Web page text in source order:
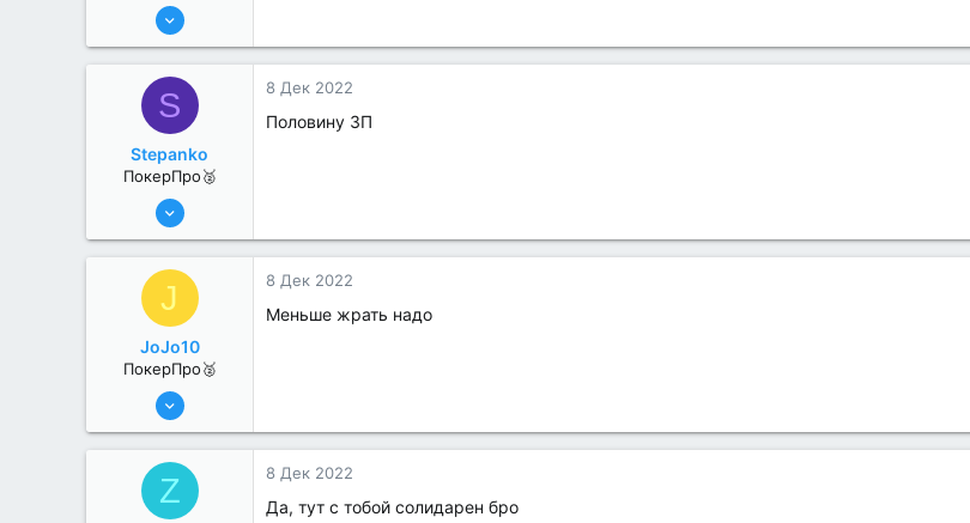
6 Июн 2022
0
S
Stepanko
ПокерПро🥈
13 Июн 2022
1
8 Дек 2022
Половину ЗП
J
JoJo10
ПокерПро🥈
13 Июн 2022
3
8 Дек 2022
Меньше жрать надо
Z 8 Дек 2022
Да, тут с тобой солидарен бро